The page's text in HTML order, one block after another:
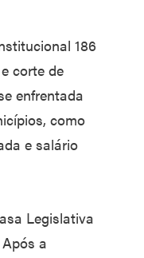
186
corte de
enfrentada
como
e salário
Legislativa
a